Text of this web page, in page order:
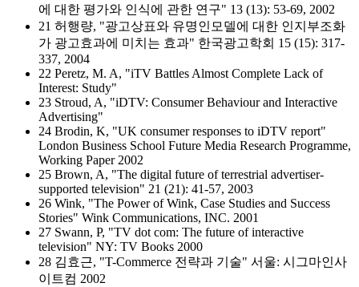
에 대한 평가와 인식에 관한 연구" 13 (13): 53-69, 2002
21 허행량, "광고상표와 유명인모델에 대한 인지부조화
가 광고효과에 미치는 효과" 한국광고학회 15 (15): 317-
337, 2004
22 Peretz, M. A, "iTV Battles Almost Complete Lack of
Interest: Study"
23 Stroud, A, "iDTV: Consumer Behaviour and Interactive
Advertising"
24 Brodin, K, "UK consumer responses to iDTV report"
London Business School Future Media Research Programme,
Working Paper 2002
25 Brown, A, "The digital future of terrestrial advertiser-
supported television" 21 (21): 41-57, 2003
26 Wink, "The Power of Wink, Case Studies and Success
Stories" Wink Communications, INC. 2001
27 Swann, P, "TV dot com: The future of interactive
television" NY: TV Books 2000
28 김효근, "T-Commerce 전략과 기술" 서울: 시그마인사
이트컴 2002